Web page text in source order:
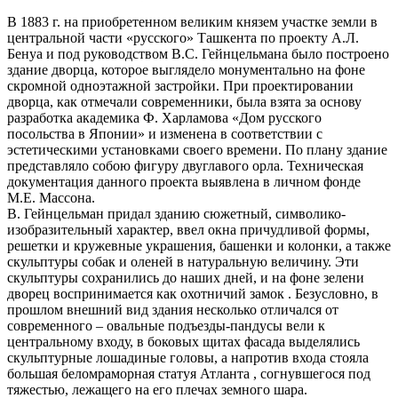
В 1883 г. на приобретенном великим князем участке земли в
центральной части «русского» Ташкента по проекту А.Л.
Бенуа и под руководством В.С. Гейнцельмана было построено
здание дворца, которое выглядело монументально на фоне
скромной одноэтажной застройки. При проектировании
дворца, как отмечали современники, была взята за основу
разработка академика Ф. Харламова «Дом русского
посольства в Японии» и изменена в соответствии с
эстетическими установками своего времени. По плану здание
представляло собою фигуру двуглавого орла. Техническая
документация данного проекта выявлена в личном фонде
М.Е. Массона.
В. Гейнцельман придал зданию сюжетный, символико-
изобразительный характер, ввел окна причудливой формы,
решетки и кружевные украшения, башенки и колонки, а также
скульптуры собак и оленей в натуральную величину. Эти
скульптуры сохранились до наших дней, и на фоне зелени
дворец воспринимается как охотничий замок . Безусловно, в
прошлом внешний вид здания несколько отличался от
современного – овальные подъезды-пандусы вели к
центральному входу, в боковых щитах фасада выделялись
скульптурные лошадиные головы, а напротив входа стояла
большая беломраморная статуя Атланта , согнувшегося под
тяжестью, лежащего на его плечах земного шара.